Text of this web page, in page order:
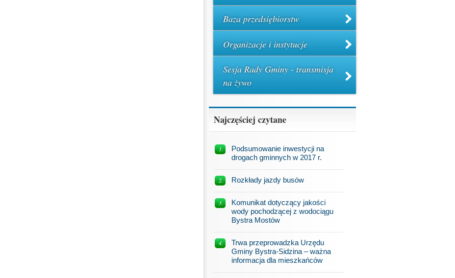
Baza przedsiębiorstw
Organizacje i instytucje
Sesja Rady Gminy - transmisja
na żywo
Najczęściej czytane
Podsumowanie inwestycji na
drogach gminnych w 2017 r.
Rozkłady jazdy busów
Komunikat dotyczący jakości
wody pochodzącej z wodociągu
Bystra Mostów
Trwa przeprowadzka Urzędu
Gminy Bystra-Sidzina – ważna
informacja dla mieszkańców